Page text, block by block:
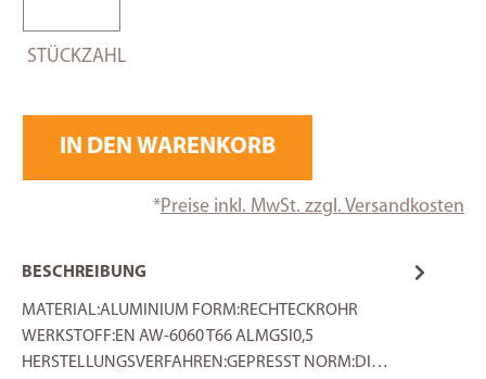
STÜCKZAHL
IN DEN WARENKORB
*Preise inkl. MwSt. zzgl. Versandkosten
BESCHREIBUNG
MATERIAL:ALUMINIUM FORM:RECHTECKROHR
WERKSTOFF:EN AW-6060 T66 ALMGSI0,5
HERSTELLUNGSVERFAHREN:GEPRESST NORM:DI…